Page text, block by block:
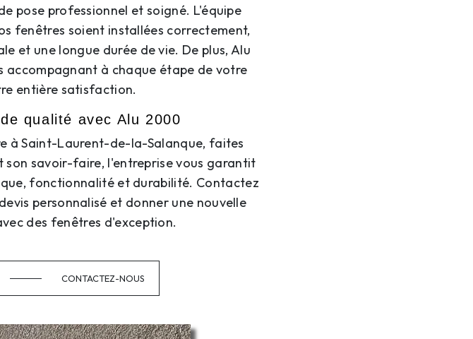
pose professionnel et soigné. L'équipe
fenêtres soient installées correctement,
et une longue durée de vie. De plus, Alu
accompagnant à chaque étape de votre
entière satisfaction.
qualité avec Alu 2000
à Saint-Laurent-de-la-Salanque, faites
savoir-faire, l'entreprise vous garantit
fonctionnalité et durabilité. Contactez
personnalisé et donner une nouvelle
des fenêtres d'exception.
CONTACTEZ-NOUS